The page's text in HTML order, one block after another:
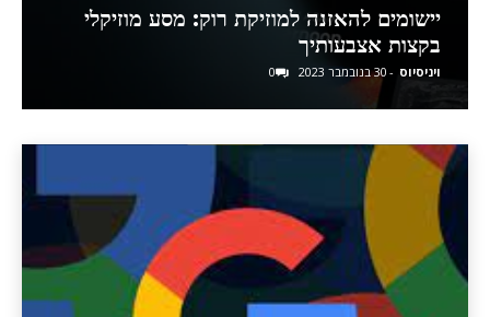
יישומים להאזנה למוזיקת רוק: מסע מוזיקלי
בקצות אצבעותיך
ויניסיוס 30 בנובמבר 2023 0